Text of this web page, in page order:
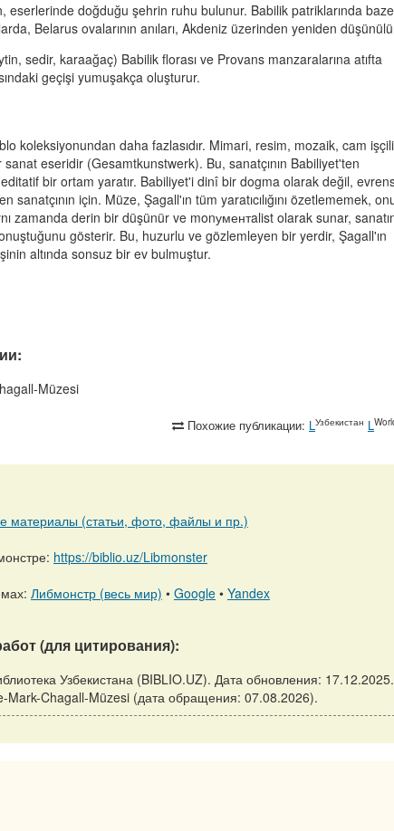
eserlerinde doğduğu şehrin ruhu bulunur. Babilik patriklarında
Belarus ovalarının anıları, Akdeniz üzerinden yeniden
sedir, karaağaç) Babilik florası ve Provans manzaralarına atıfta
geçişi yumuşakça oluşturur.
koleksiyonundan daha fazlasıdır. Mimari, resim, mozaik, cam
eseridir (Gesamtkunstwerk). Bu, sanatçının Babiliyet'ten
bir ortam yaratır. Babiliyet'i dinî bir dogma olarak değil,
için. Müze, Şagall'ın tüm yaratıcılığını özetlememek,
zamanda derin bir düşünür ve monументalist olarak sunar,
gösterir. Bu, huzurlu ve gözlemleyen bir yerdir, Şagall'ın
altında sonsuz bir ev bulmuştur.
Müzesi
Похожие публикации: LУзбекистан L
материалы (статьи, фото, файлы и пр.)
https://biblio.uz/Libmonster
Либмонстр (весь мир) • Google • Yandex
(для цитирования):
Узбекистана (BIBLIO.UZ). Дата обновления: 17.12.2025.
Mark-Chagall-Müzesi (дата обращения: 07.08.2026).